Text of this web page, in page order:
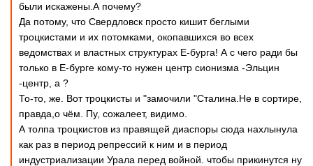
были искажены.А почему?
Да потому, что Свердловск просто кишит беглыми
троцкистами и их потомками, окопавшихся во всех
ведомствах и властных структурах Е-бурга! А с чего ради бы
только в Е-бурге кому-то нужен центр сионизма -Эльцин
-центр, а ?
То-то, же. Вот троцкисты и "замочили "Сталина.Не в сортире,
правда,о чём. Пу, сожалеет, видимо.
А толпа троцкистов из правящей диаспоры сюда нахлынула
как раз в период репрессий к ним и в период
индустриализации Урала перед войной. чтобы прикинутся ну